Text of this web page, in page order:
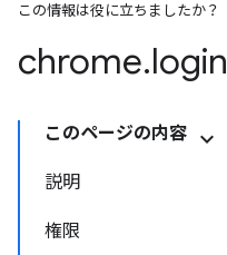
この情報は役に立ちましたか？
chrome.login
このページの内容
説明
権限